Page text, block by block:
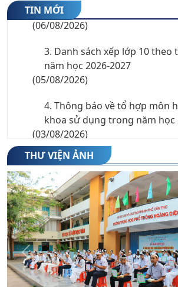
TIN MỚI10 năm học 2026-2027
(06/08/2026)
3. Danh sách xếp lớp 10 theo
năm học 2026-2027
(05/08/2026)
4. Thông báo về tổ hợp môn
khoa sử dụng trong năm học
(03/08/2026)
5. Chỉ tiêu nguyện vọng 3 vào
công lập năm học 2026-2027
(27/07/2026)
6. Thông báo nhập học lớp
2027
(23/07/2026)
7. Danh sách thí sinh trúng
THPT Hoàng Diệu năm học
THƯ VIỆN ẢNH
Previous